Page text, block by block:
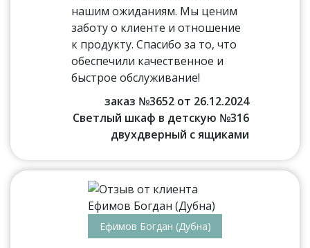
нашим ожиданиям. Мы ценим
заботу о клиенте и отношение
к продукту. Спасибо за то, что
обеспечили качественное и
быстрое обслуживание!
заказ №3652 от 26.12.2024
Светлый шкаф в детскую №316
двухдверный с ящиками
Ефимов Богдан (Дубна)